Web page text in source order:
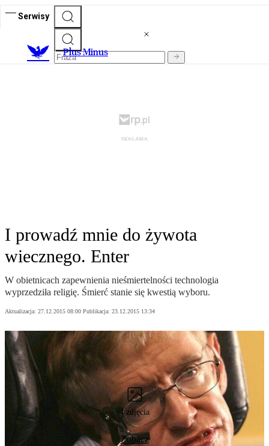
Serwisy
Plus Minus
I prowadź mnie do żywota
wiecznego. Enter
W obietnicach zapewnienia nieśmiertelności technologia
wyprzedziła religię. Śmierć stanie się kwestią wyboru.
Aktualizacja: 27.12.2015 08:00 Publikacja: 23.12.2015 13:34
4 zdjęcia
Zobacz